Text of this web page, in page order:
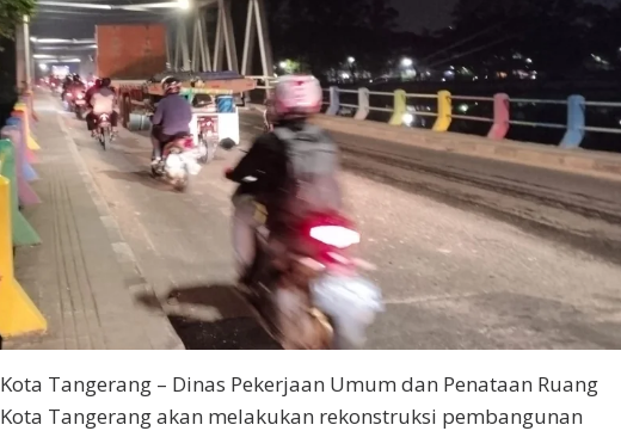
Kota Tangerang – Dinas Pekerjaan Umum dan Penataan Ruang
Kota Tangerang akan melakukan rekonstruksi pembangunan